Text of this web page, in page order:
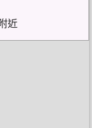
近